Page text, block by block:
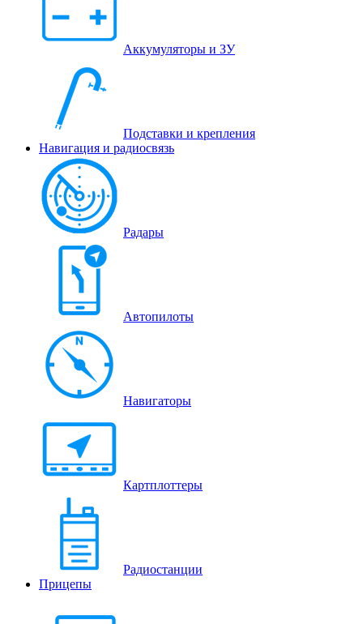
Аккумуляторы и ЗУ
Подставки и крепления
Навигация и радиосвязь
Радары
Автопилоты
Навигаторы
Картплоттеры
Радиостанции
Прицепы